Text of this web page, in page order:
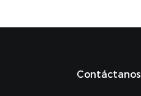
Contáctanos